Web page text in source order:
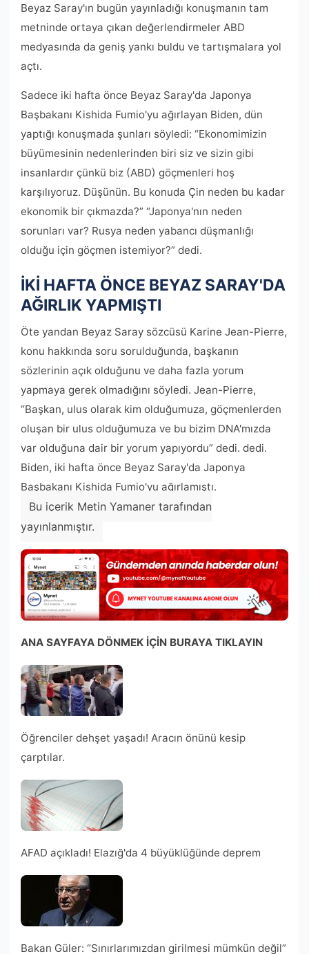
Beyaz Saray'ın bugün yayınladığı konuşmanın tam
metninde ortaya çıkan değerlendirmeler ABD
medyasında da geniş yankı buldu ve tartışmalara yol
açtı.
Sadece iki hafta önce Beyaz Saray'da Japonya
Başbakanı Kishida Fumio'yu ağırlayan Biden, dün
yaptığı konuşmada şunları söyledi: “Ekonomimizin
büyümesinin nedenlerinden biri siz ve sizin gibi
insanlardır çünkü biz (ABD) göçmenleri hoş
karşılıyoruz. Düşünün. Bu konuda Çin neden bu kadar
ekonomik bir çıkmazda?” “Japonya'nın neden
sorunları var? Rusya neden yabancı düşmanlığı
olduğu için göçmen istemiyor?” dedi.
İKİ HAFTA ÖNCE BEYAZ SARAY'DA
AĞIRLIK YAPMIŞTI
Öte yandan Beyaz Saray sözcüsü Karine Jean-Pierre,
konu hakkında soru sorulduğunda, başkanın
sözlerinin açık olduğunu ve daha fazla yorum
yapmaya gerek olmadığını söyledi. Jean-Pierre,
“Başkan, ulus olarak kim olduğumuza, göçmenlerden
oluşan bir ulus olduğumuza ve bu bizim DNA'mızda
var olduğuna dair bir yorum yapıyordu” dedi. dedi.
Biden, iki hafta önce Beyaz Saray'da Japonya
Başbakanı Kishida Fumio'yu ağırlamıştı.
Bu içerik Metin Yamaner tarafından
yayınlanmıştır.
ANA SAYFAYA DÖNMEK İÇİN BURAYA TIKLAYIN
Öğrenciler dehşet yaşadı! Aracın önünü kesip
çarptılar.
AFAD açıkladı! Elazığ'da 4 büyüklüğünde deprem
Bakan Güler: “Sınırlarımızdan girilmesi mümkün değil”